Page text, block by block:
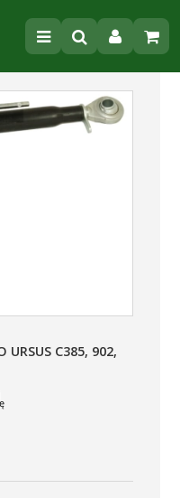
URSUS C385, 902,